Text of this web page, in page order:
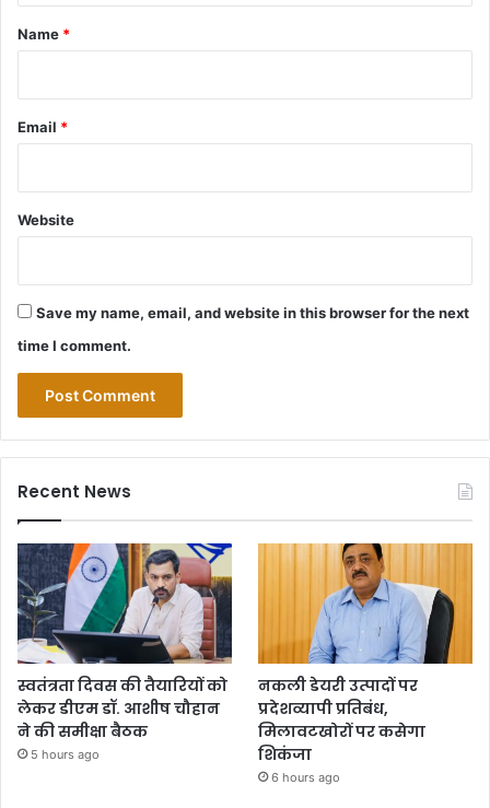
*
Name *
Email *
Website
Save my name, email, and website in this browser for the next
time I comment.
Recent News
स्वतंत्रता दिवस की तैयारियों को
लेकर डीएम डॉ. आशीष चौहान
ने की समीक्षा बैठक
5 hours ago
नकली डेयरी उत्पादों पर
प्रदेशव्यापी प्रतिबंध,
मिलावटखोरों पर कसेगा
शिकंजा
6 hours ago